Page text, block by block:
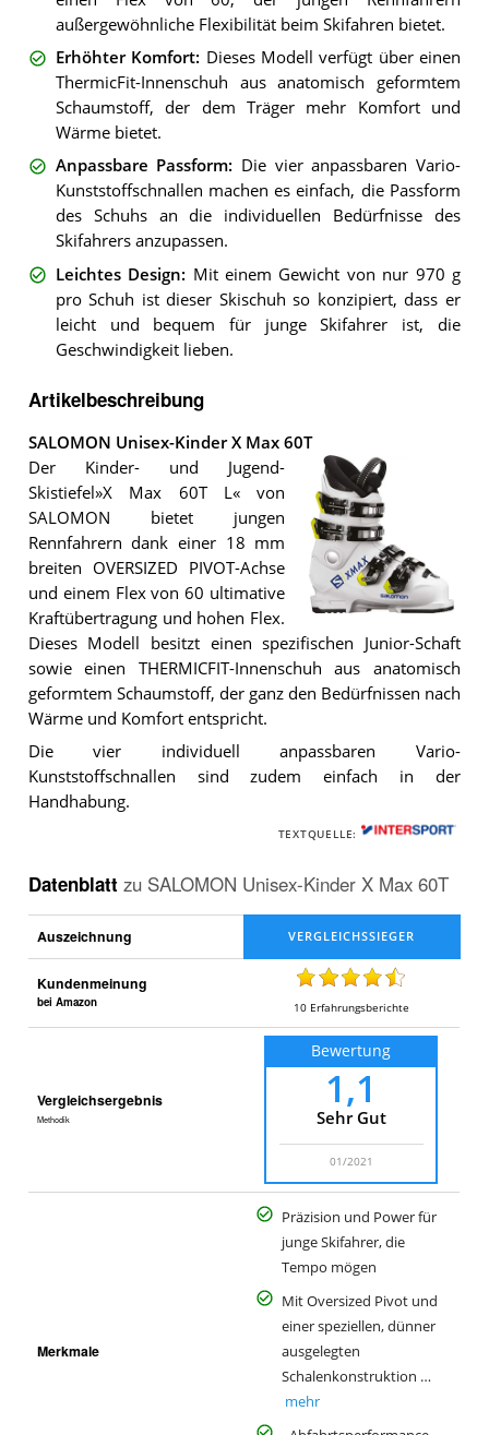
außergewöhnliche Flexibilität beim Skifahren bietet.
Erhöhter Komfort: Dieses Modell verfügt über einen
ThermicFit-Innenschuh aus anatomisch geformtem
Schaumstoff, der dem Träger mehr Komfort und
Wärme bietet.
Anpassbare Passform: Die vier anpassbaren Vario-
Kunststoffschnallen machen es einfach, die Passform
des Schuhs an die individuellen Bedürfnisse des
Skifahrers anzupassen.
Leichtes Design: Mit einem Gewicht von nur 970 g
pro Schuh ist dieser Skischuh so konzipiert, dass er
leicht und bequem für junge Skifahrer ist, die
Geschwindigkeit lieben.
Artikelbeschreibung
SALOMON Unisex-Kinder X Max 60T
SALOMON
Unisex-
X
.
Der Kinder- und Jugend-
Skistiefel»X Max 60T L« von
SALOMON bietet jungen
Rennfahrern dank einer 18 mm
breiten OVERSIZED PIVOT-Achse
und einem Flex von 60 ultimative
Kraftübertragung und hohen Flex.
Dieses Modell besitzt einen spezifischen Junior-Schaft
sowie einen THERMICFIT-Innenschuh aus anatomisch
geformtem Schaumstoff, der ganz den Bedürfnissen nach
Wärme und Komfort entspricht.
Die vier individuell anpassbaren Vario-
Kunststoffschnallen sind zudem einfach in der
Handhabung.
TEXTQUELLE:
Datenblatt zu SALOMON Unisex-Kinder X Max 60T
Auszeichnung
Kundenmeinung
bei Amazon 10 Erfahrungsberichte
Vergleichsergebnis
Methodik
Bewertung
1,1
Sehr Gut
01/2021
Merkmale
Präzision und Power für
junge Skifahrer, die
Tempo mögen
Mit Oversized Pivot und
einer speziellen, dünner
ausgelegten
Schalenkonstruktion …
mehr